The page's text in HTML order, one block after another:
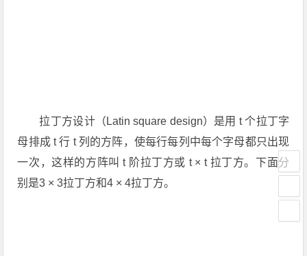
拉丁方设计（Latin square design）是用 t个拉丁字
母排成t行 t 列的方阵，使每行每列中每个字母都只出现
一次，这样的方阵叫t 阶拉丁方或 t × t 拉丁方。下面分
别是3 × 3拉丁方和4 × 4拉丁方。